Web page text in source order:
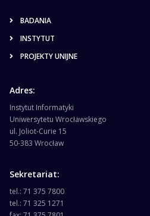
BADANIA
INSTYTUT
PROJEKTY UNIJNE
Adres:
Instytut Informatyki
Uniwersytetu Wrocławskiego
ul. Joliot-Curie 15
50-383 Wrocław
Sekretariat:
tel.: 71 375 7800
tel.: 71 325 1271